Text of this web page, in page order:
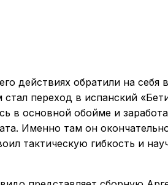
действиях обратили на
переход в испанский
в основной обойме и
Именно там он
тактическую гибкость и